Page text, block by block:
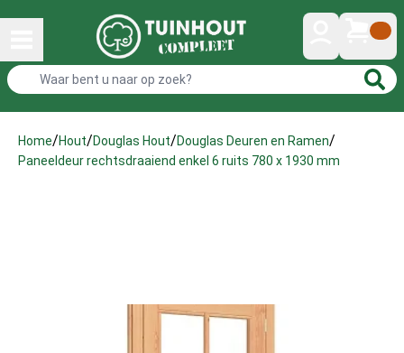
Home/Hout/Douglas Hout/Douglas Deuren en Ramen/
Paneeldeur rechtsdraaiend enkel 6 ruits 780 x 1930 mm